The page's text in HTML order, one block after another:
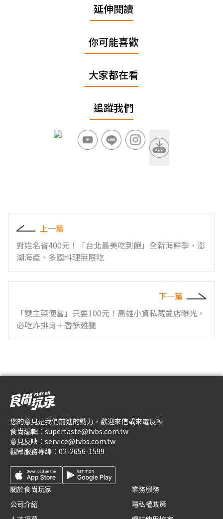
延伸閱讀
你可能喜歡
大家都在看
追蹤我們
上一篇
對姓名省400元！「台北最美吃到飽」全新海鮮季，澎
湖海產、多國料理無限吃
下一篇
「雙主菜便當」只要100元！高雄小資私藏愛店曝光，
必吃炸排骨＋香酥雞腿
您的意見是我們前進的動力，歡迎來信或來電反映
食尚編輯： supertaste@tvbs.com.tw
意見反映： service@tvbs.com.tw
觀眾服務專線： 02-2656-1599
關於食尚玩家
公司介紹
業務服務
隱私權政策